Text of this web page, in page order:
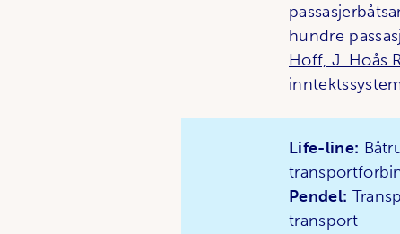
hundre
Hoff, J. Hoås
Life-line:
Pendel:
transport